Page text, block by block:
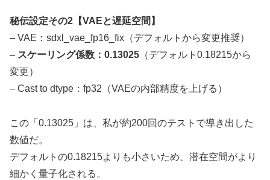
秘伝設定その2【VAEと遅延空間】
– VAE：sdxl_vae_fp16_fix（デフォルトから変更推奨）
– スケーリング係数：0.13025 （デフォルト0.18215から
変更）
– Cast to dtype：fp32（VAEの内部精度を上げる）
この「0.13025」は、私が約200回のテストで導き出した
数値だ。
デフォルトの0.18215よりも小さいため、潜在空間がより
細かく量子化される。